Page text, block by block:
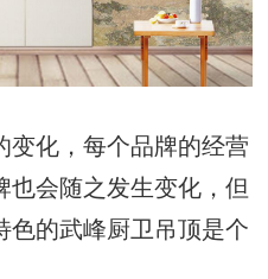
化，每个品牌的经营
也会随之发生变化，但
色的武峰厨卫吊顶是个